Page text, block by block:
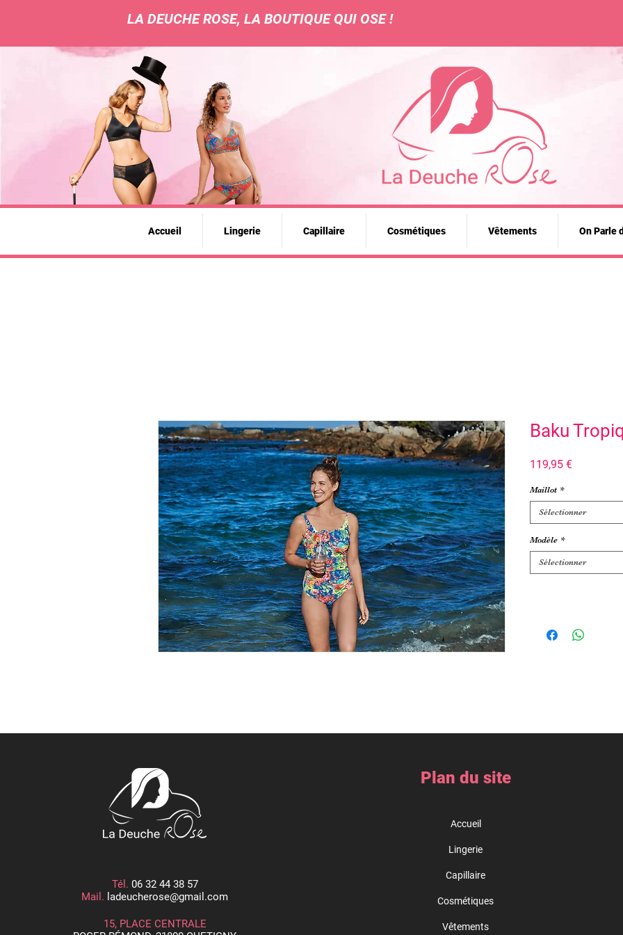
LA DEUCHE ROSE, LA BOUTIQUE QUI OSE !
Accueil Lingerie Capillaire Cosmétiques Vêtements On Parle
Baku
119,95 €Prix
Maillot *
Sélectionner
Modèle *
Sélectionner
Tél. 06 32 44 38 57
Mail. ladeucherose@gmail.com
15, PLACE CENTRALE
Plan du site
Accueil
Lingerie
Capillaire
Cosmétiques
Vêtements